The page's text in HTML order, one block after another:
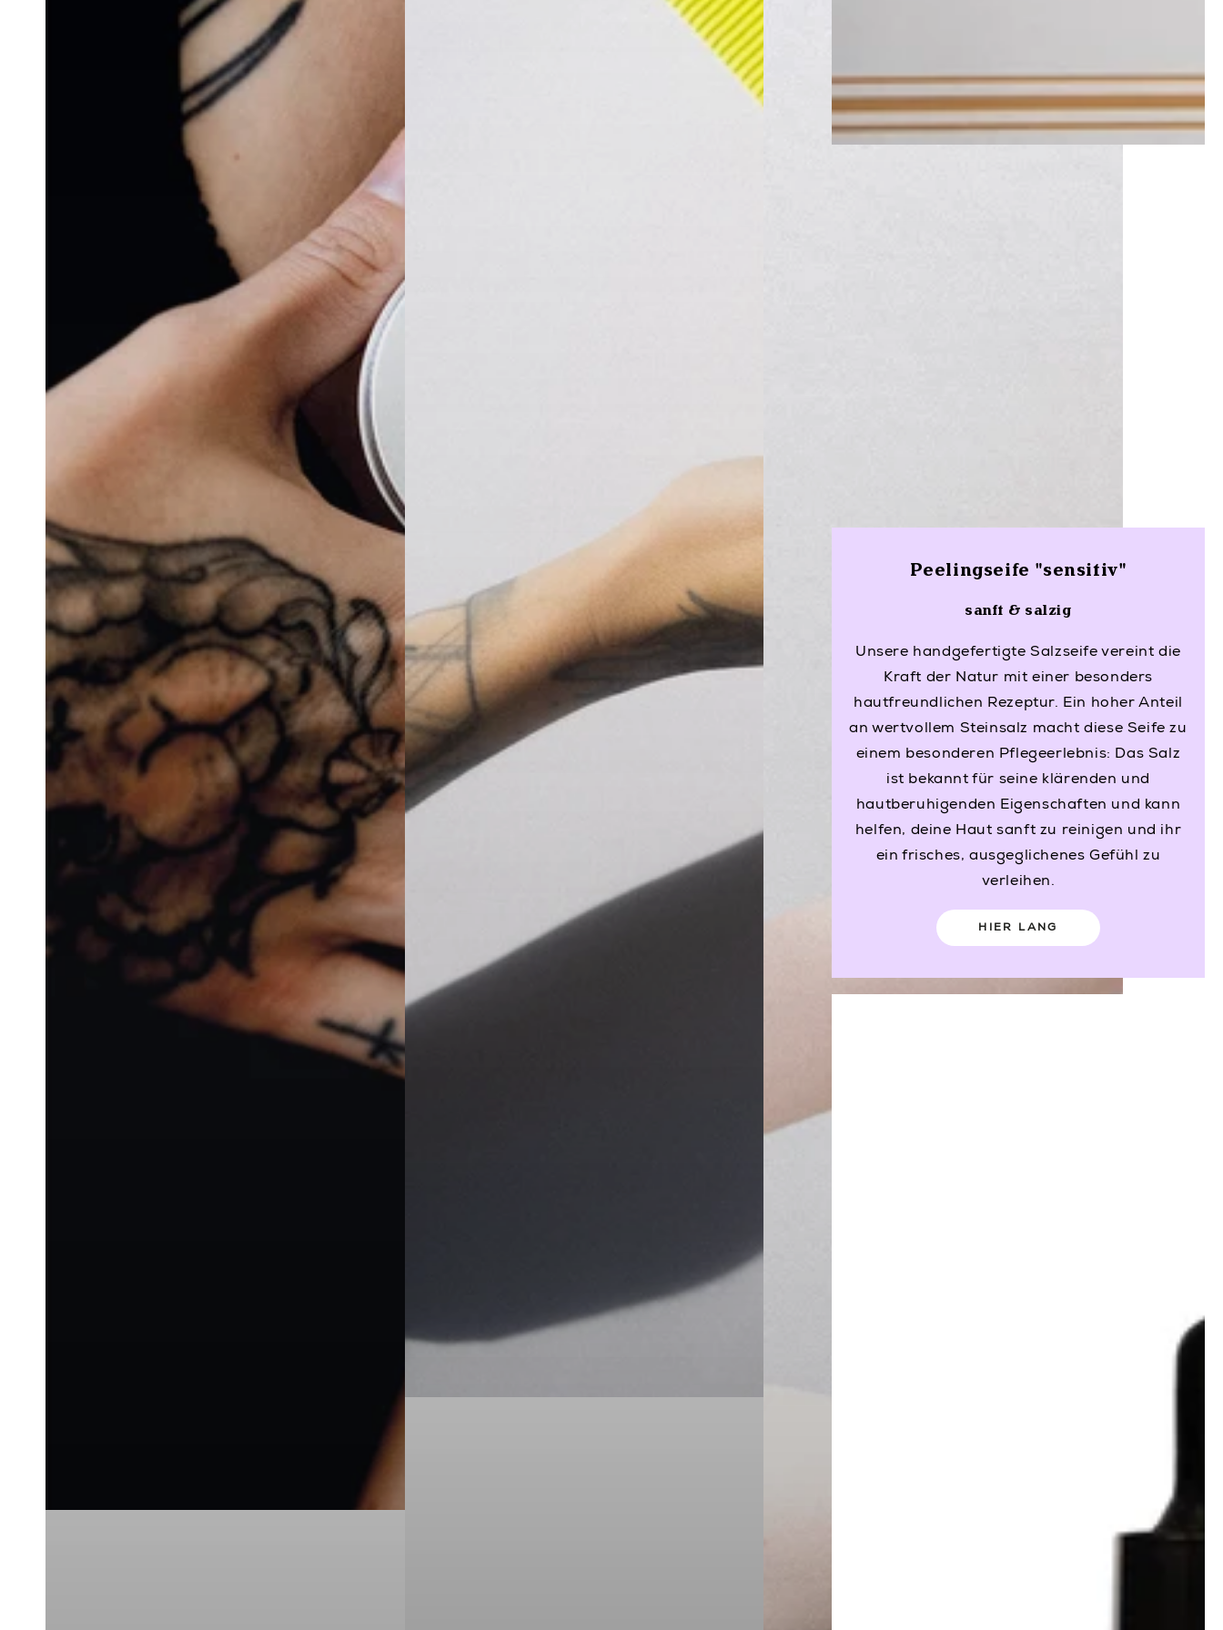
Peelingseife "sensitiv"
sanft & salzig
Unsere handgefertigte Salzseife vereint die
Kraft der Natur mit einer besonders
hautfreundlichen Rezeptur. Ein hoher Anteil
an wertvollem Steinsalz macht diese Seife zu
einem besonderen Pflegeerlebnis: Das Salz
ist bekannt für seine klärenden und
hautberuhigenden Eigenschaften und kann
helfen, deine Haut sanft zu reinigen und ihr
ein frisches, ausgeglichenes Gefühl zu
verleihen.
HIER LANG